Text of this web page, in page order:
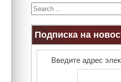
S
e
a
c
Подписка на
Введите адрес